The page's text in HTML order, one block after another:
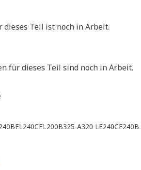
dieses Teil ist noch in Arbeit.
für dieses Teil sind noch in Arbeit.
EL240CEL200B325-A320 LE240CE240B